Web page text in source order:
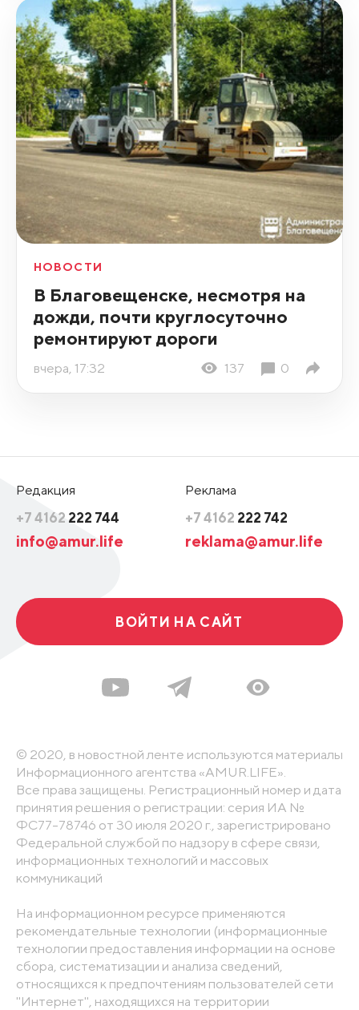
НОВОСТИ
В Благовещенске, несмотря на
дожди, почти круглосуточно
ремонтируют дороги
вчера, 17:32 137 0
Редакция
+7 4162 222 744
info@amur.life
Реклама
+7 4162 222 742
reklama@amur.life
ВОЙТИ НА САЙТ
© 2020, в новостной ленте используются материалы
Информационного агентства «AMUR.LIFE».
Все права защищены. Регистрационный номер и дата
принятия решения о регистрации: серия ИА №
ФС77-78746 от 30 июля 2020 г., зарегистрировано
Федеральной службой по надзору в сфере связи,
информационных технологий и массовых
коммуникаций
На информационном ресурсе применяются
рекомендательные технологии (информационные
технологии предоставления информации на основе
сбора, систематизации и анализа сведений,
относящихся к предпочтениям пользователей сети
"Интернет", находящихся на территории